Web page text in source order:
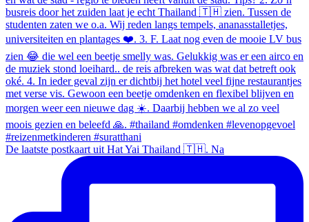
De laatste postkaart uit Hat Yai Thailand 🇹🇭. Na